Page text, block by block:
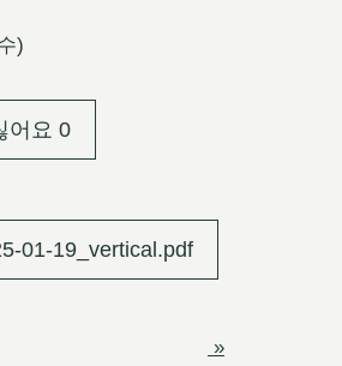
)
어요 0
01-19_vertical.pdf
»